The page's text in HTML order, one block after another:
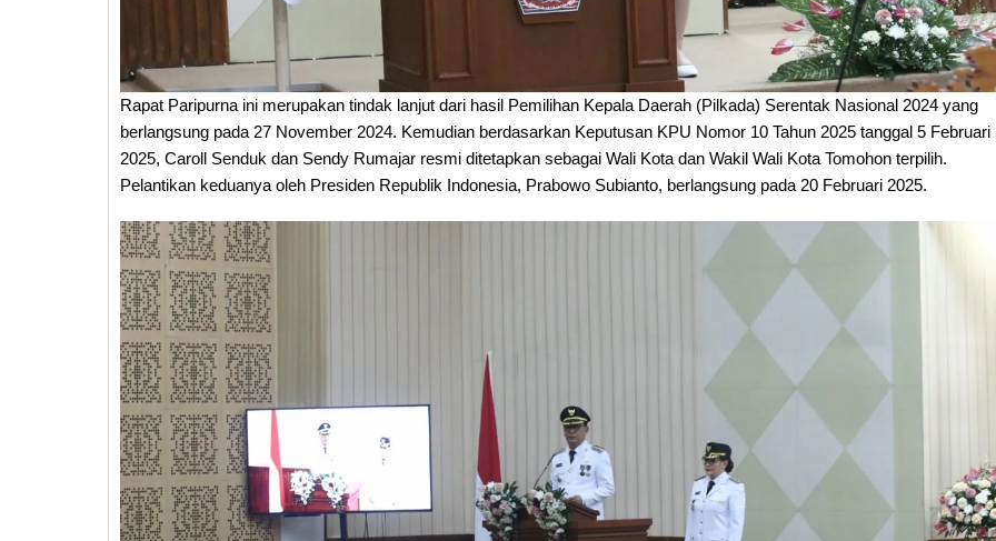
Rapat Paripurna ini merupakan tindak lanjut dari hasil Pemilihan Kepala Daerah (Pilkada) Serentak Nasional 2024 yang
berlangsung pada 27 November 2024. Kemudian berdasarkan Keputusan KPU Nomor 10 Tahun 2025 tanggal 5 Februari
2025, Caroll Senduk dan Sendy Rumajar resmi ditetapkan sebagai Wali Kota dan Wakil Wali Kota Tomohon terpilih.
Pelantikan keduanya oleh Presiden Republik Indonesia, Prabowo Subianto, berlangsung pada 20 Februari 2025.